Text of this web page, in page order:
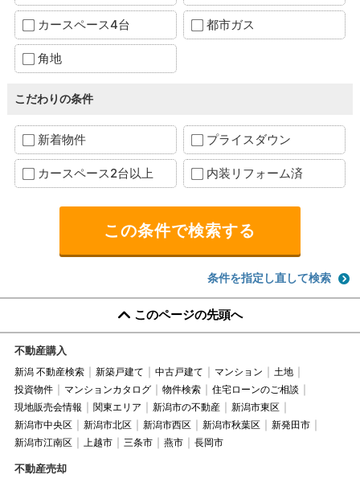
カースペース4台 都市ガス
角地
こだわりの条件
新着物件 プライスダウン
カースペース2台以上 内装リフォーム済
条件を指定し直して検索
このページの先頭へ
不動産購入
新潟 不動産検索 新築戸建て 中古戸建て マンション
土地
投資物件
マンションカタログ 物件検索
住宅ローンのご相談
現地販売会情報
関東エリア 新潟市の不動産
新潟市東区
新潟市中央区
新潟市北区 新潟市西区 新潟市秋葉区
新発田市
新潟市江南区
上越市 三条市 燕市 長岡市
不動産売却